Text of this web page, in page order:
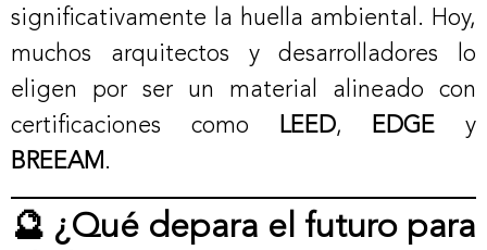
significativamente la huella ambiental. Hoy,
muchos arquitectos y desarrolladores lo
eligen por ser un material alineado con
certificaciones como LEED, EDGE y
BREEAM.
🔮 ¿Qué depara el futuro para